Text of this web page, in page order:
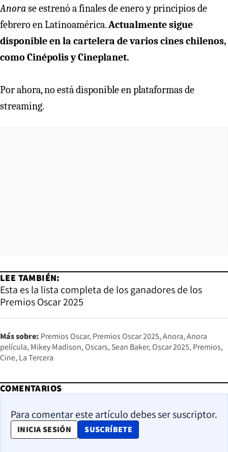
Anorase estrenó a finales de enero y principios de
febrero en Latinoamérica.Actualmente sigue
disponible en la cartelera de varios cines chilenos,
como Cinépolis y Cineplanet.
Por ahora, no está disponible en plataformas de
streaming.
LEE TAMBIÉN:
Esta es la lista completa de los ganadores de los
Premios Oscar 2025
Más sobre: Premios Oscar Premios Oscar 2025 Anora Anora
película Mikey Madison Oscars Sean Baker Oscar 2025 Premios
Cine La Tercera
COMENTARIOS
Para comentar este artículo debes ser suscriptor.
INICIA SESIÓN SUSCRÍBETE
OPENS IN NEW WINDOW